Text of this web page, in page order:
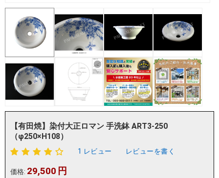
【有田焼】染付大正ロマン 手洗鉢 ART3-250
（φ250×H108）
1 レビュー レビューを書く
価格: 29,500 円